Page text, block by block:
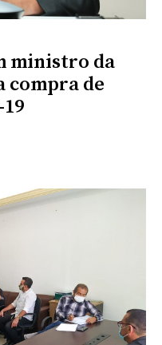
ministro da
compra de